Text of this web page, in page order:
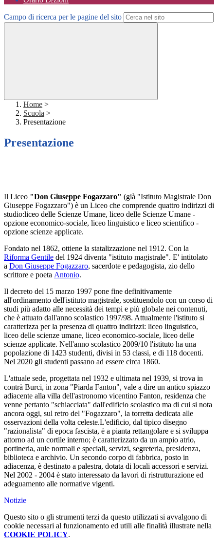
Campo di ricerca per le pagine del sito
Home >
Scuola >
Presentazione
Presentazione
Il Liceo "Don Giuseppe Fogazzaro" (già "Istituto Magistrale Don
Giuseppe Fogazzaro") è un Liceo che comprende quattro indirizzi di
studio:liceo delle Scienze Umane, liceo delle Scienze Umane -
opzione economico-sociale, liceo linguistico e liceo scientifico -
opzione scienze applicate.
Fondato nel 1862, ottiene la statalizzazione nel 1912. Con la
Riforma Gentile del 1924 diventa "istituto magistrale". E' intitolato
a Don Giuseppe Fogazzaro, sacerdote e pedagogista, zio dello
scrittore e poeta Antonio.
Il decreto del 15 marzo 1997 pone fine definitivamente
all'ordinamento dell'istituto magistrale, sostituendolo con un corso di
studi più adatto alle necessità dei tempi e più globale nei contenuti,
che è attuato dall'anno scolastico 1997/98. Attualmente l'istituto si
caratterizza per la presenza di quattro indirizzi: liceo linguistico,
liceo delle scienze umane, liceo economico-sociale, liceo delle
scienze applicate. Nell'anno scolastico 2009/10 l'istituto ha una
popolazione di 1423 studenti, divisi in 53 classi, e di 118 docenti.
Nel 2020 gli studenti passano ad essere circa 1860.
L'attuale sede, progettata nel 1932 e ultimata nel 1939, si trova in
contrà Burci, in zona "Piarda Fanton", vale a dire un antico spiazzo
adiacente alla villa dell'astronomo vicentino Fanton, residenza che
venne pertanto "schiacciata" dall'edificio scolastico ma di cui si nota
ancora oggi, sul retro del "Fogazzaro", la torretta dedicata alle
osservazioni della volta celeste.L'edificio, dal tipico disegno
"razionalista" di epoca fascista, è a pianta rettangolare e si sviluppa
attorno ad un cortile interno; è caratterizzato da un ampio atrio,
portineria, aule normali e speciali, servizi, segreteria, presidenza,
biblioteca e archivio. Un secondo corpo di fabbrica, posto in
adiacenza, è destinato a palestra, dotata di locali accessori e servizi.
Nel 2002 - 2004 è stato interessato da lavori di ristrutturazione ed
adeguamento alle normative vigenti.
Notizie
Questo sito o gli strumenti terzi da questo utilizzati si avvalgono di
cookie necessari al funzionamento ed utili alle finalità illustrate nella
COOKIE POLICY.